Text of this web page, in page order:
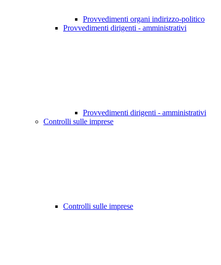
Provvedimenti organi indirizzo-politico
Provvedimenti dirigenti - amministrativi
Provvedimenti dirigenti - amministrativi
Controlli sulle imprese
Controlli sulle imprese